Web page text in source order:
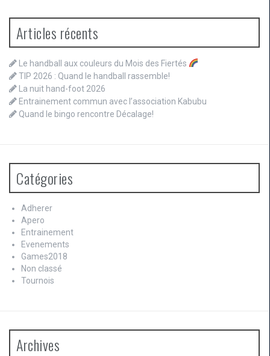
Articles récents
Le handball aux couleurs du Mois des Fiertés
TIP 2026 : Quand le handball rassemble!
La nuit hand-foot 2026
Entrainement commun avec l’association Kabubu
Quand le bingo rencontre Décalage!
Catégories
Adherer
Apero
Entrainement
Evenements
Games2018
Non classé
Tournois
Archives